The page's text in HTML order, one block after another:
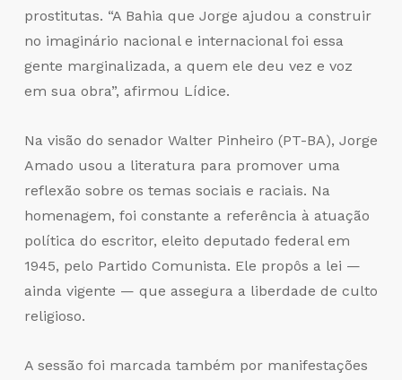
prostitutas. “A Bahia que Jorge ajudou a construir
no imaginário nacional e internacional foi essa
gente marginalizada, a quem ele deu vez e voz
em sua obra”, afirmou Lídice.
Na visão do senador Walter Pinheiro (PT-BA), Jorge
Amado usou a literatura para promover uma
reflexão sobre os temas sociais e raciais. Na
homenagem, foi constante a referência à atuação
política do escritor, eleito deputado federal em
1945, pelo Partido Comunista. Ele propôs a lei —
ainda vigente — que assegura a liberdade de culto
religioso.
A sessão foi marcada também por manifestações